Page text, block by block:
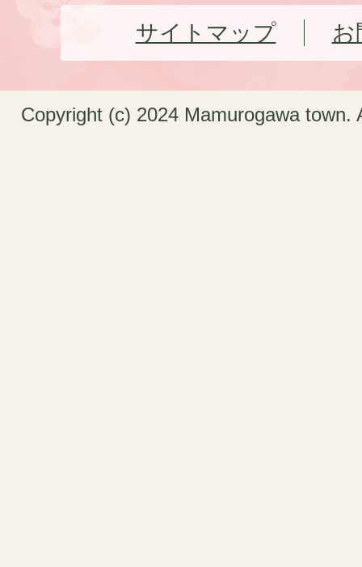
サイトマップ お
Copyright (c) 2024 Mamurogawa town.